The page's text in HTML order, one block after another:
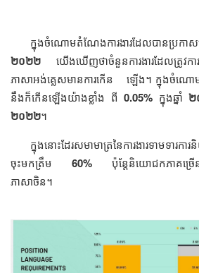
ក្នុងចំណោមតំណែងការងារដែលបានប្រក
២០២២ យើងឃើញថាចំនួនការងារដែលត្រូវក
ភាសាអង់គ្លេសមានការកើន ឡើង។ ក្នុងចំណោម
នឹងក៏កើនឡើងយ៉ាងខ្លាំង ពី0.05% ក្នុងឆ្នាំ២
២០២២។
ក្នុងនោះដែរសមាមាត្រនៃការងារទាមទារ
ចុះមកត្រឹម 60% ប៉ុន្តែនិយោជកភាគច្រើន
ភាសាចិន។